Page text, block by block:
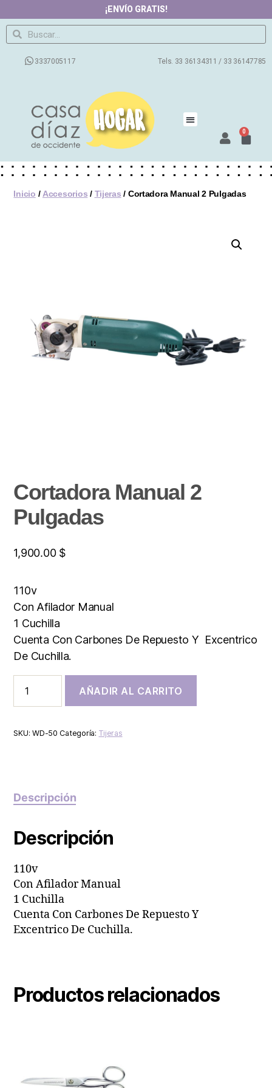
¡ENVÍO GRATIS!
3337005117 Tels. 33 36134311 / 33 36147785
0
Inicio / Accesorios / Tijeras / Cortadora Manual 2 Pulgadas
Cortadora Manual 2
Pulgadas
1,900.00 $
110v
Con Afilador Manual
1 Cuchilla
Cuenta Con Carbones De Repuesto Y Excentrico
De Cuchilla.
AÑADIR AL CARRITO
SKU:WD-50 Categoría: Tijeras
Descripción
Descripción
110v
Con Afilador Manual
1 Cuchilla
Cuenta Con Carbones De Repuesto Y
Excentrico De Cuchilla.
Productos relacionados